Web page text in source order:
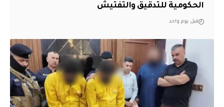
الحكومية للتدقيق والتفتيش
قبل يوم واحد